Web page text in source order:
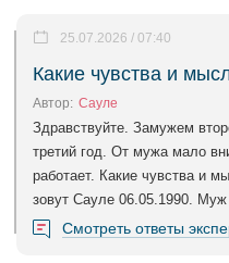
Какие чувства и
25.07.2026 / 07:40
Автор: Сауле
Здравствуйте. Замужем
третий год. От мужа мало
работает. Какие чувства и
зовут Сауле 06.05.1990.
Смотреть ответы